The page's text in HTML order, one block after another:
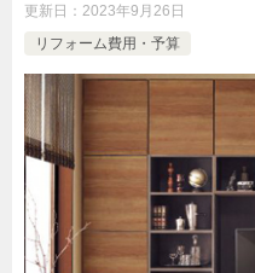
更新日： 2023年9月26日
リフォーム費用・予算